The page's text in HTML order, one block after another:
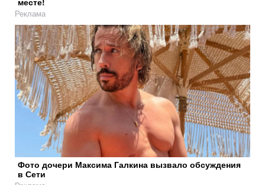
месте!
Реклама
Фото дочери Максима Галкина вызвало обсуждения
в Сети